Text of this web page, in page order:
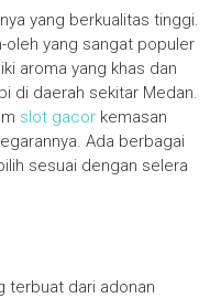
yang berkualitas tinggi.
oleh yang sangat populer
aroma yang khas dan
di daerah sekitar Medan.
slot gacorkemasan
Ada berbagai
sesuai dengan selera
terbuat dari adonan